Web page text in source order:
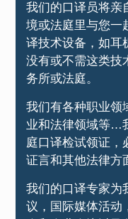
我们的口译员将亲
境或法庭里与您一
译技术设备，如耳
没有或不需这类技
务所或法庭。
我们有各种职业领
业和法律领域等…
庭口译检试领证，
证言和其他法律方
我们的口译专家为
议，国际媒体活动